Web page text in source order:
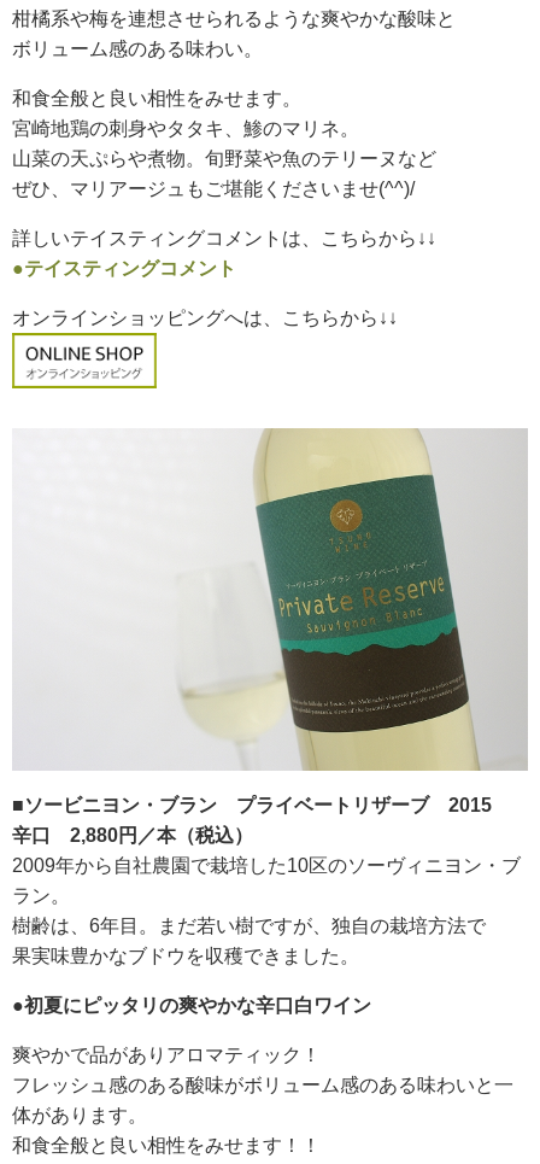
柑橘系や梅を連想させられるような爽やかな酸味と
ボリューム感のある味わい。
和食全般と良い相性をみせます。
宮崎地鶏の刺身やタタキ、鯵のマリネ。
山菜の天ぷらや煮物。旬野菜や魚のテリーヌなど
ぜひ、マリアージュもご堪能くださいませ(^^)/
詳しいテイスティングコメントは、こちらから↓↓
●テイスティングコメント
オンラインショッピングへは、こちらから↓↓
■ソービニヨン・ブラン プライベートリザーブ 2015
辛口 2,880円／本（税込）
2009年から自社農園で栽培した10区のソーヴィニヨン・ブ
ラン。
樹齢は、6年目。まだ若い樹ですが、独自の栽培方法で
果実味豊かなブドウを収穫できました。
●初夏にピッタリの爽やかな辛口白ワイン
爽やかで品がありアロマティック！
フレッシュ感のある酸味がボリューム感のある味わいと一
体があります。
和食全般と良い相性をみせます！！